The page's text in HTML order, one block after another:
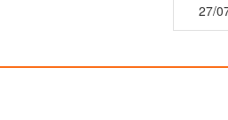
27/